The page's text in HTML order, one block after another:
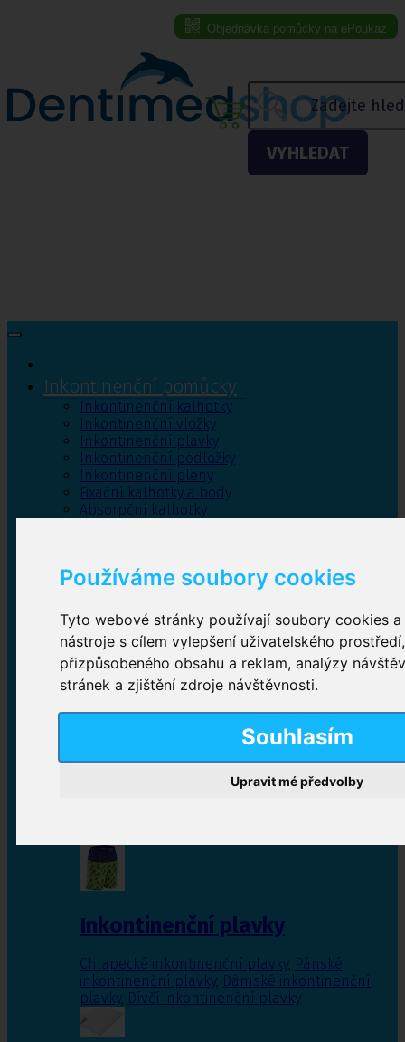
Používáme soubory cookies
Tyto webové stránky používají soubory cookies
nástroje s cílem vylepšení uživatelského
přizpůsobeného obsahu a reklam, analýzy
stránek a zjištění zdroje návštěvnosti.
Souhlasím
Upravit mé předvolby
Objednávka pomůcky na ePoukaz
VYHLEDAT
Inkontinenční pomůcky
Inkontinenční kalhotky
Inkontinenční vložky
Inkontinenční plavky
Inkontinenční podložky
Inkontinenční pleny
Fixační kalhotky a body
Absorpční kalhotky
Inkontinenční kalhotky
Plenkové kalhotky navlékací,Plenkové kalhotky
zalepovací,Inkontinenční kalhotky dámské
Inkontinenční vložky
Inkontinenční plavky
Chlapecké inkontinenční plavky, Pánské
inkontinenční plavky, Dámské inkontinenční
plavky, Dívčí inkontinenční plavky